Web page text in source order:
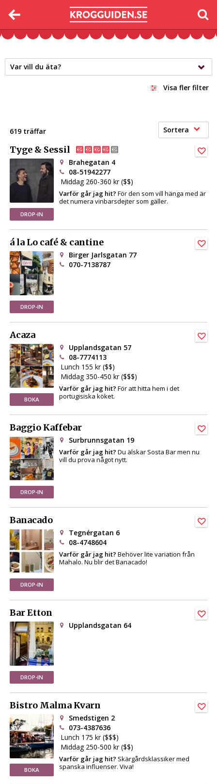
Var vill du äta?
Visa fler filter
619 träffar Sortera
Tyge & Sessil
DROP-IN
Brahegatan 4
08-51942277
Middag 260-360 kr ($$)
Varför går jag hit? För den som vill hänga med är
det numera vinbarsdejter som gäller.
á la Lo café & cantine
DROP-IN
Birger Jarlsgatan 77
070-7138787
Acaza
BOKA
Upplandsgatan 57
08-7774113
Lunch 155 kr ($$)
Middag 350-450 kr ($$$)
Varför går jag hit? För att hitta hem i det
portugisiska köket.
Baggio Kaffebar
DROP-IN
Surbrunnsgatan 19
Varför går jag hit? Du älskar Sosta Bar men nu
vill du prova något nytt.
Banacado
DROP-IN
Tegnérgatan 6
08-4748604
Varför går jag hit? Behöver lite variation från
Mahalo. Nu blir det Banacado!
Bar Etton
DROP-IN
Upplandsgatan 64
Bistro Malma Kvarn
BOKA
Smedstigen 2
073-4387636
Lunch 175 kr ($$$)
Middag 250-500 kr ($$)
Varför går jag hit? Skärgårdsklassiker med
spanska influenser. Viva!